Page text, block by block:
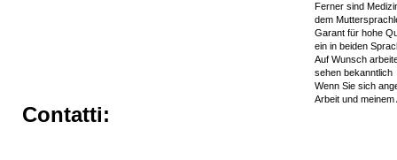
Ferner sind
dem
Garant für hohe
ein in beiden
Auf Wunsch
sehen
Wenn Sie sich
Arbeit und
Contatti: